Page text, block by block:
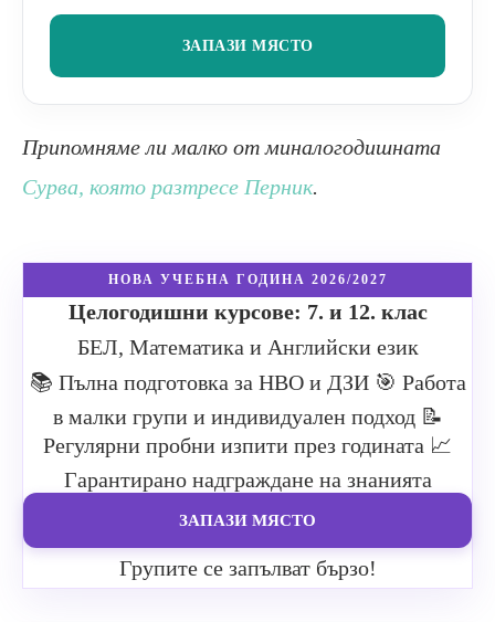
ЗАПАЗИ МЯСТО
Припомняме ли малко от миналогодишната
Сурва, която разтресе Перник.
НОВА УЧЕБНА ГОДИНА 2026/2027
Целогодишни курсове: 7. и 12. клас
БЕЛ, Математика и Английски език
📚 Пълна подготовка за НВО и ДЗИ 🎯 Работа
в малки групи и индивидуален подход 📝
Регулярни пробни изпити през годината 📈
Гарантирано надграждане на знанията
ЗАПАЗИ МЯСТО
Групите се запълват бързо!